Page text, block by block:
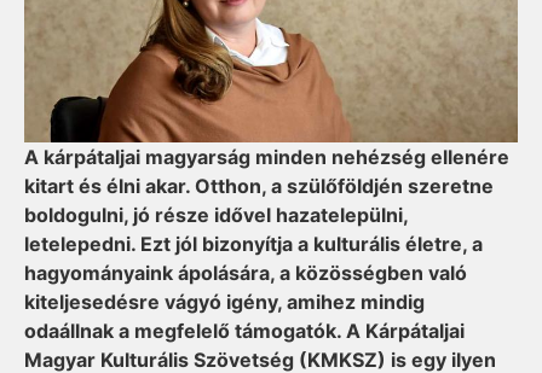
A kárpátaljai magyarság minden nehézség ellenére
kitart és élni akar. Otthon, a szülőföldjén szeretne
boldogulni, jó része idővel hazatelepülni,
letelepedni. Ezt jól bizonyítja a kulturális életre, a
hagyományaink ápolására, a közösségben való
kiteljesedésre vágyó igény, amihez mindig
odaállnak a megfelelő támogatók. A Kárpátaljai
Magyar Kulturális Szövetség (KMKSZ) is egy ilyen